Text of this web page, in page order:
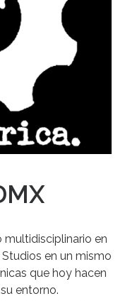
multidisciplinario en
en un mismo
que hoy hacen
entorno.